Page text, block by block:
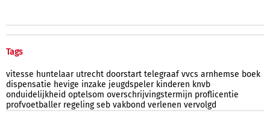
Tags
vitesse huntelaar utrecht doorstart telegraaf vvcs arnhemse boek
dispensatie hevige inzake jeugdspeler kinderen knvb
onduidelijkheid optelsom overschrijvingstermijn proflicentie
profvoetballer regeling seb vakbond verlenen vervolgd